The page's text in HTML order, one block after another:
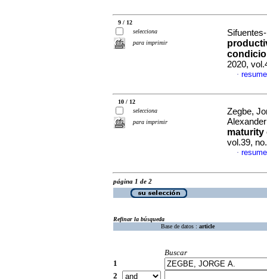
9 / 12
selecciona
para imprimir
2020,
·
10 / 12
selecciona
para imprimir
Zegbe,
maturity
vol.39,
·
página 1 de 2
Refinar la búsqueda
Base de datos : article
Buscar
1
2